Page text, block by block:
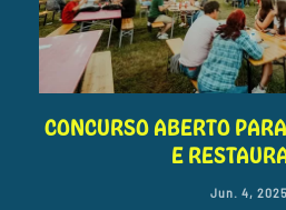
CONCURSO ABERTO
E
Jun. 4, 2025